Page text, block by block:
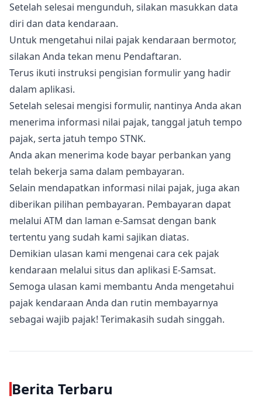
Setelah selesai mengunduh, silakan masukkan data
diri dan data kendaraan.
Untuk mengetahui nilai pajak kendaraan bermotor,
silakan Anda tekan menu Pendaftaran.
Terus ikuti instruksi pengisian formulir yang hadir
dalam aplikasi.
Setelah selesai mengisi formulir, nantinya Anda akan
menerima informasi nilai pajak, tanggal jatuh tempo
pajak, serta jatuh tempo STNK.
Anda akan menerima kode bayar perbankan yang
telah bekerja sama dalam pembayaran.
Selain mendapatkan informasi nilai pajak, juga akan
diberikan pilihan pembayaran. Pembayaran dapat
melalui ATM dan laman e-Samsat dengan bank
tertentu yang sudah kami sajikan diatas.
Demikian ulasan kami mengenai cara cek pajak
kendaraan melalui situs dan aplikasi E-Samsat.
Semoga ulasan kami membantu Anda mengetahui
pajak kendaraan Anda dan rutin membayarnya
sebagai wajib pajak! Terimakasih sudah singgah.
Berita Terbaru